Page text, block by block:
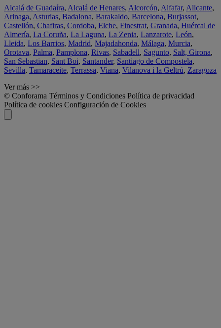
Alcalá de Guadaíra, Alcalá de Henares, Alcorcón, Alfafar, Alicante,
Arinaga, Asturias, Badalona, Barakaldo, Barcelona, Burjassot,
Castellón, Chafiras, Cordoba, Elche, Finestrat, Granada, Huércal de
Almería, La Coruña, La Laguna, La Zenia, Lanzarote, León,
Lleida, Los Barrios, Madrid, Majadahonda, Málaga, Murcia,
Orotava, Palma, Pamplona, Rivas, Sabadell, Sagunto, Salt, Girona,
San Sebastian, Sant Boi, Santander, Santiago de Compostela,
Sevilla, Tamaraceite, Terrassa, Viana, Vilanova i la Geltrú, Zaragoza
Ver más >>
© Conforama Términos y Condiciones Política de privacidad
Política de cookies Configuración de Cookies